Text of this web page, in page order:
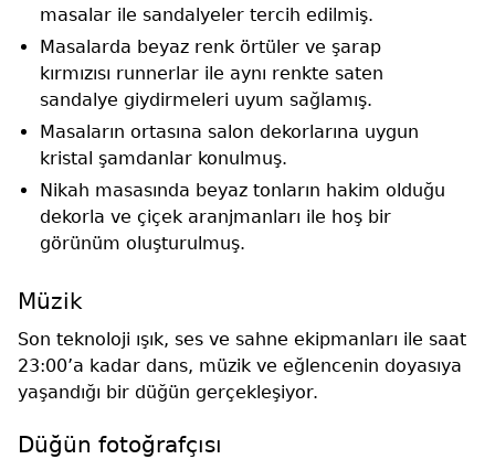
masalar ile sandalyeler tercih edilmiş.
Masalarda beyaz renk örtüler ve şarap
kırmızısı runnerlar ile aynı renkte saten
sandalye giydirmeleri uyum sağlamış.
Masaların ortasına salon dekorlarına uygun
kristal şamdanlar konulmuş.
Nikah masasında beyaz tonların hakim olduğu
dekorla ve çiçek aranjmanları ile hoş bir
görünüm oluşturulmuş.
Müzik
Son teknoloji ışık, ses ve sahne ekipmanları ile saat
23:00’a kadar dans, müzik ve eğlencenin doyasıya
yaşandığı bir düğün gerçekleşiyor.
Düğün fotoğrafçısı